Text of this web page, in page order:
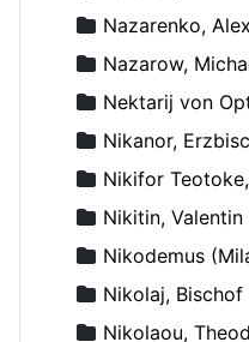
Nazarenko,
Nazarow,
Nektarij von
Nikanor,
Nikifor
Nikitin, Valentin
Nikodemus
Nikolaj,
Nikolaou,